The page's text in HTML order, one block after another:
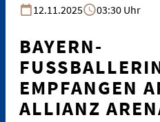
12.11.2025
03:30 Uhr
BAYERN-
MPFANGEN
LLIANZ ARENA